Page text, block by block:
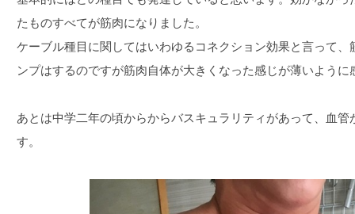
たものすべてが筋肉になりました。
ケーブル種目に関してはいわゆるコネクション効果と言って
ンプはするのですが筋肉自体が大きくなった感じが薄いように
あとは中学二年の頃からからバスキュラリティがあって、血
す。